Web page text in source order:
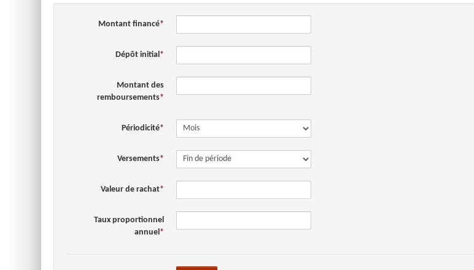
Montant financé
Dépôt initial
Montant des
remboursements
Périodicité
Versements
Valeur de rachat
Taux proportionnel
annuel